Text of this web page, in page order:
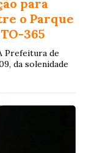
para
o Parque
365
Prefeitura de
da solenidade